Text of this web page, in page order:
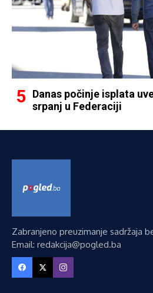
Danas počinje isplata
srpanj u Federaciji
Zabranjeno preuzimanje sadržaja
Email: redakcija@pogled.ba